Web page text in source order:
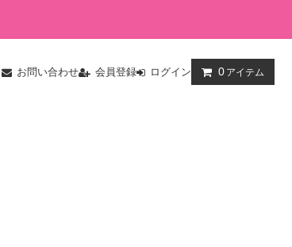
お問い合わせ 会員登録 ログイン 0 アイテム